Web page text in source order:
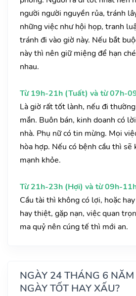
người người nguyền rủa, tránh
những việc như hội họp, tranh
tránh đi vào giờ này. Nếu bắt
này thì nên giữ miệng để hạn
nhau.
Từ 19h-21h (Tuất) và từ 07h-
Là giờ rất tốt lành, nếu đi
mắn. Buôn bán, kinh doanh có
nhà. Phụ nữ có tin mừng. Mọi
hòa hợp. Nếu có bệnh cầu thì sẽ
mạnh khỏe.
Từ 21h-23h (Hợi) và từ 09h-
Cầu tài thì không có lợi, hoặc
hay thiệt, gặp nạn, việc quan
ma quỷ nên cúng tế thì mới an.
NGÀY 24 THÁNG 6
NGÀY TỐT HAY XẤU?